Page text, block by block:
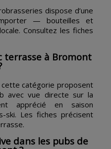
dispose d’une
— bouteilles et
Consultez les fiches
terrasse à Bromont
cette catégorie proposent
avec vue directe sur la
apprécié en saison
Les fiches précisent
dans les pubs de